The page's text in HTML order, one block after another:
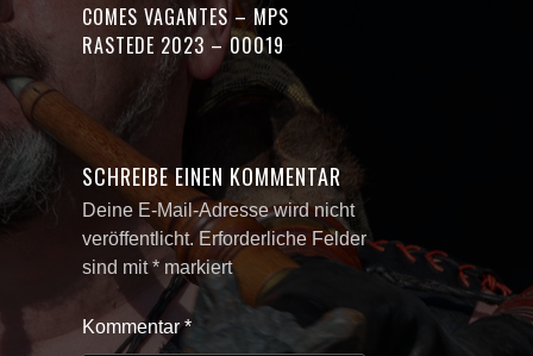
COMES VAGANTES – MPS
RASTEDE 2023 – 00019
SCHREIBE EINEN KOMMENTAR
Deine E-Mail-Adresse wird nicht
veröffentlicht. Erforderliche Felder
sind mit* markiert
Kommentar*